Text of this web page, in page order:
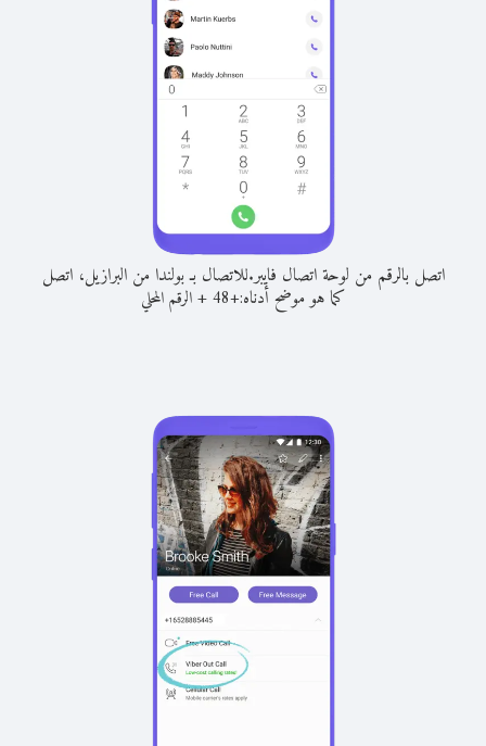
اتصل بالرقم من لوحة اتصال فايبر.للاتصال بـ بولندا من البرازيل، اتصل
كما هو موضح أدناه:+
48
+الرقم المحلي